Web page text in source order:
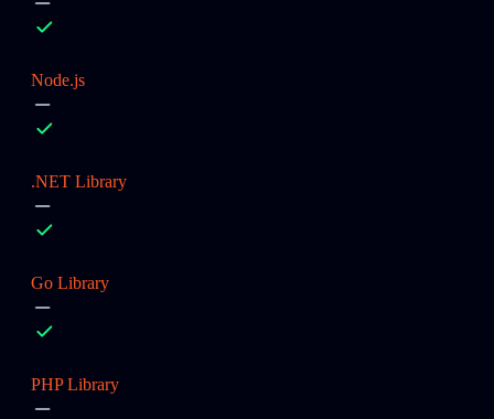
Node.js
.NET Library
Go Library
PHP Library